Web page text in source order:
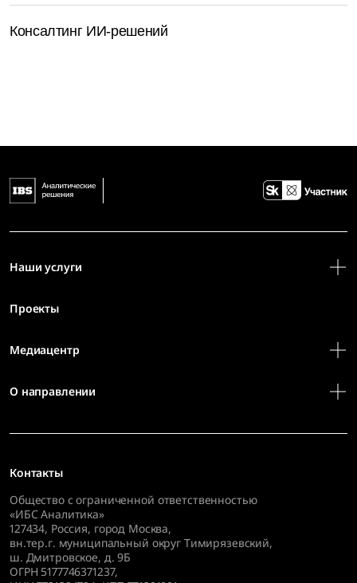
Консалтинг ИИ-решений
Контакты
Общество с ограниченной ответственностью
«ИБС Аналитика»
127434, Россия, город Москва,
вн.тер.г. муниципальный округ Тимирязевский,
ш. Дмитровское, д. 9Б
ОГРН 5177746371237,
Наши услуги
Проекты
Медиацентр
О направлении